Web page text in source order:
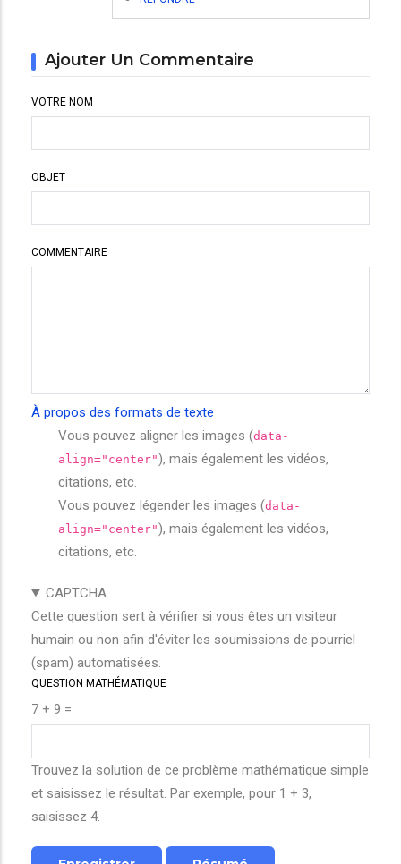
Ajouter Un Commentaire
VOTRE NOM
OBJET
COMMENTAIRE
À propos des formats de texte
Vous pouvez aligner les images (data-
align="center"), mais également les vidéos,
citations, etc.
Vous pouvez légender les images (data-
align="center"), mais également les vidéos,
citations, etc.
CAPTCHA
Cette question sert à vérifier si vous êtes un visiteur
humain ou non afin d'éviter les soumissions de pourriel
(spam) automatisées.
QUESTION MATHÉMATIQUE
7 + 9 =
Trouvez la solution de ce problème mathématique simple
et saisissez le résultat. Par exemple, pour 1 + 3,
saisissez 4.